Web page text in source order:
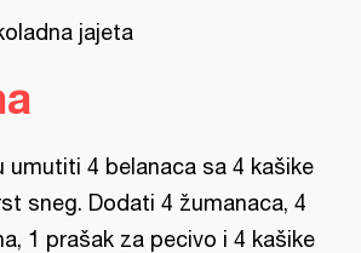
jajeta
umutiti 4 belanaca sa 4 kašike
sneg. Dodati 4 žumanaca, 4
1 prašak za pecivo i 4 kašike